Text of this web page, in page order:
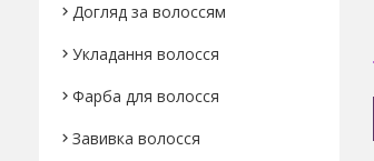
Догляд за волоссям
Укладання волосся
Фарба для волосся
Завивка волосся